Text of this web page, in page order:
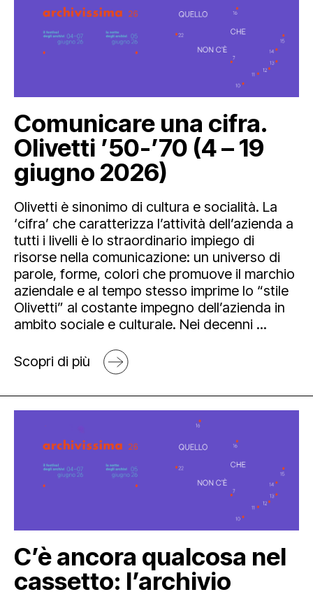
Comunicare una cifra.
Olivetti ’50-’70 (4 – 19
giugno 2026)
Olivetti è sinonimo di cultura e socialità. La
‘cifra’ che caratterizza l’attività dell’azienda a
tutti i livelli è lo straordinario impiego di
risorse nella comunicazione: un universo di
parole, forme, colori che promuove il marchio
aziendale e al tempo stesso imprime lo “stile
Olivetti” al costante impegno dell’azienda in
ambito sociale e culturale. Nei decenni ...
Scopri di più
C’è ancora qualcosa nel
cassetto: l’archivio